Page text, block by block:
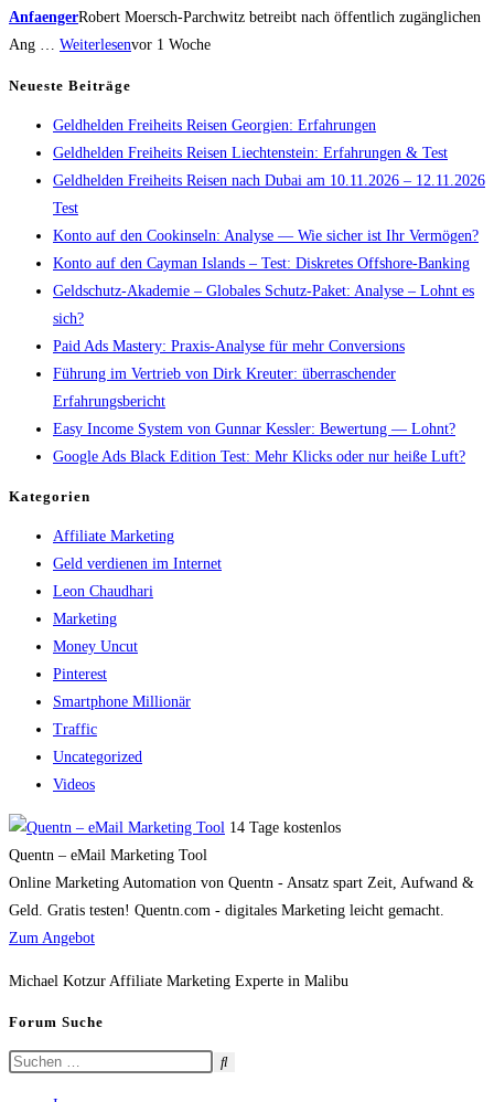
AnfaengerRobert Moersch-Parchwitz betreibt nach öffentlich zugänglichen
Ang … Weiterlesenvor 1 Woche
Neueste Beiträge
Geldhelden Freiheits Reisen Georgien: Erfahrungen
Geldhelden Freiheits Reisen Liechtenstein: Erfahrungen & Test
Geldhelden Freiheits Reisen nach Dubai am 10.11.2026 – 12.11.2026
Test
Konto auf den Cookinseln: Analyse — Wie sicher ist Ihr Vermögen?
Konto auf den Cayman Islands – Test: Diskretes Offshore-Banking
Geldschutz-Akademie – Globales Schutz-Paket: Analyse – Lohnt es
sich?
Paid Ads Mastery: Praxis-Analyse für mehr Conversions
Führung im Vertrieb von Dirk Kreuter: überraschender
Erfahrungsbericht
Easy Income System von Gunnar Kessler: Bewertung — Lohnt?
Google Ads Black Edition Test: Mehr Klicks oder nur heiße Luft?
Kategorien
Affiliate Marketing
Geld verdienen im Internet
Leon Chaudhari
Marketing
Money Uncut
Pinterest
Smartphone Millionär
Traffic
Uncategorized
Videos
14 Tage kostenlos
Quentn – eMail Marketing Tool
Online Marketing Automation von Quentn - Ansatz spart Zeit, Aufwand &
Geld. Gratis testen! Quentn.com - digitales Marketing leicht gemacht.
Zum Angebot
Michael Kotzur Affiliate Marketing Experte in Malibu
Forum Suche